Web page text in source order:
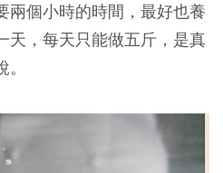
兩個小時的時間，最好也養
天，每天只能做五斤，是真